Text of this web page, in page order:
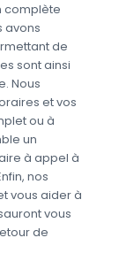
complète
avons
de
sont ainsi
Nous
et vos
ou à
un
à appel à
nos
vous aider à
vous
de